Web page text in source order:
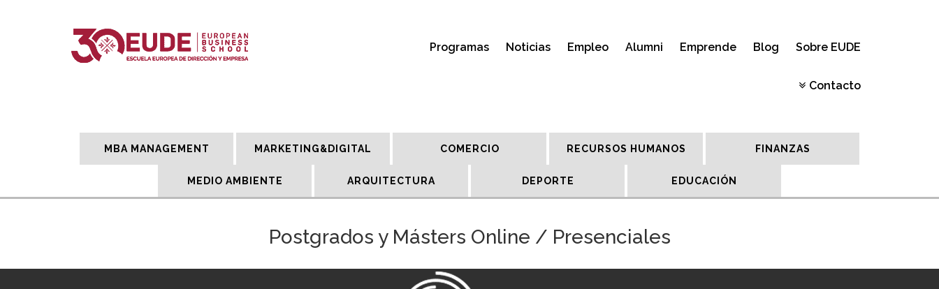
Programas Noticias Empleo Alumni Emprende Blog Sobre EUDE
Contacto
MBA MANAGEMENT MARKETING&DIGITAL COMERCIO RECURSOS HUMANOS FINANZAS
MEDIO AMBIENTE ARQUITECTURA DEPORTE EDUCACIÓN
Postgrados y Másters Online / Presenciales